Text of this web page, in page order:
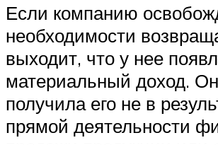
Если компанию
необходимости
выходит, что у нее
материальный доход.
получила его не в
прямой деятельности